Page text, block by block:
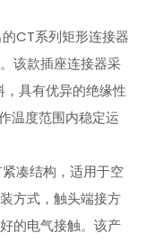
CT系列矩形连接器
该款插座连接器采
具有优异的绝缘性
温度范围内稳定运
凑结构，适用于空
方式，触头端接方
的电气接触。该产